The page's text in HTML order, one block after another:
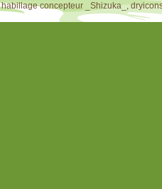
habillage concepteur
_Shizuka_,